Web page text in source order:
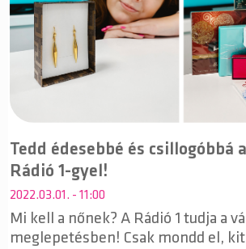
Tedd édesebbé és csillogóbbá
Rádió 1-gyel!
2022.03.01. - 11:00
Mi kell a nőnek? A Rádió 1 tudja a
meglepetésben! Csak mondd el,